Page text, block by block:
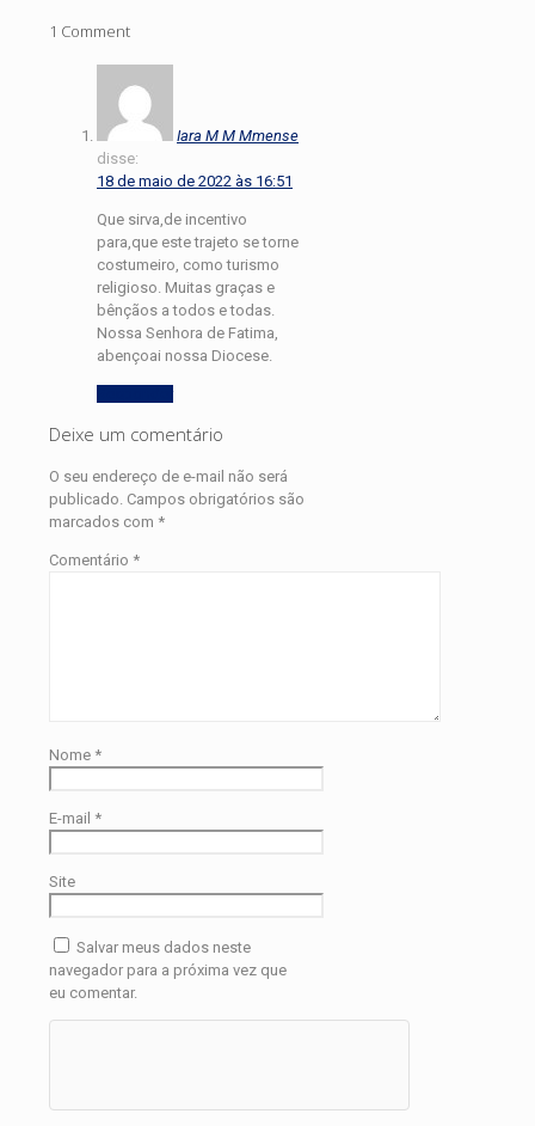
1 Comment
Iara M M Mmense
disse:
18 de maio de 2022 às 16:51
Que sirva,de incentivo
para,que este trajeto se torne
costumeiro, como turismo
religioso. Muitas graças e
bênçãos a todos e todas.
Nossa Senhora de Fatima,
abençoai nossa Diocese.
Deixe um comentário
O seu endereço de e-mail não será
publicado. Campos obrigatórios são
marcados com *
Comentário *
Nome *
E-mail *
Site
Salvar meus dados neste
navegador para a próxima vez que
eu comentar.